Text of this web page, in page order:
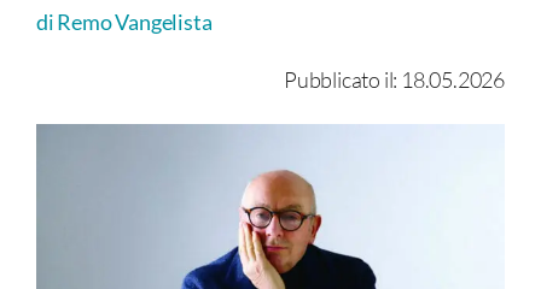
di Remo Vangelista
Pubblicato il: 18.05.2026